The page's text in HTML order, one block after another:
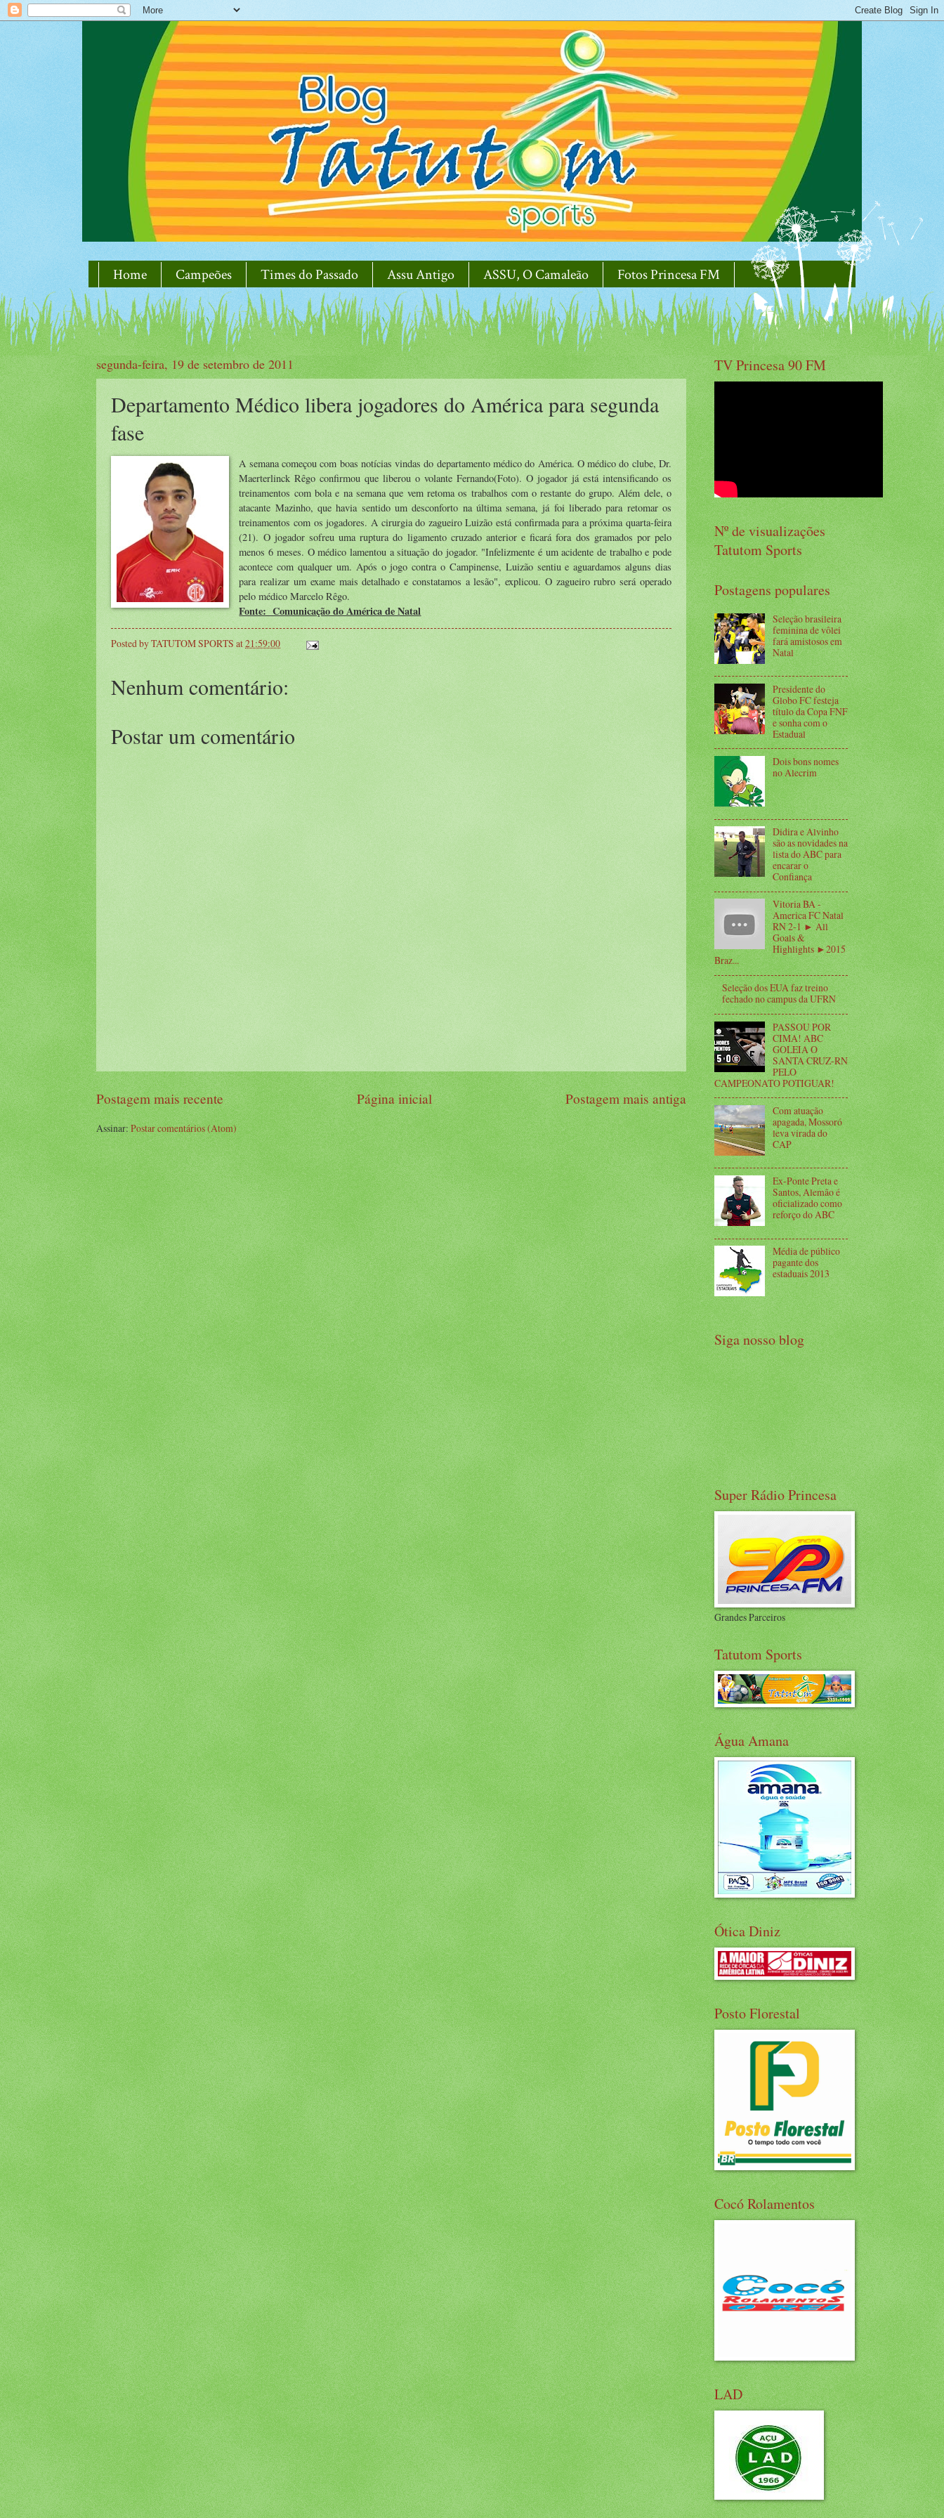
Home Campeões Times do Passado Assu Antigo ASSU, O Camaleão Fotos Princesa FM
segunda-feira, 19 de setembro de 2011
Departamento Médico libera jogadores do América para segunda
fase
A semana começou com boas notícias vindas do departamento médico do América. O médico do clube, Dr.
Maerterlinck Rêgo confirmou que liberou o volante Fernando(Foto). O jogador já está intensificando os
treinamentos com bola e na semana que vem retoma os trabalhos com o restante do grupo. Além dele, o
atacante Mazinho, que havia sentido um desconforto na última semana, já foi liberado para retomar os
treinamentos com os jogadores. A cirurgia do zagueiro Luizão está confirmada para a próxima quarta-feira
(21). O jogador sofreu uma ruptura do ligamento cruzado anterior e ficará fora dos gramados por pelo
menos 6 meses. O médico lamentou a situação do jogador. "Infelizmente é um acidente de trabalho e pode
acontece com qualquer um. Após o jogo contra o Campinense, Luizão sentiu e aguardamos alguns dias
para realizar um exame mais detalhado e constatamos a lesão", explicou. O zagueiro rubro será operado
pelo médico Marcelo Rêgo.
Fonte: Comunicação do América de Natal
Posted byTATUTOM SPORTS at21:59:00
Nenhum comentário:
Postar um comentário
Postagem mais recente Postagem mais antiga
Página inicial
Assinar:Postar comentários (Atom)
TV Princesa 90 FM
Nº de visualizações
Tatutom Sports
Postagens populares
Seleção brasileira
feminina de vôlei
fará amistosos em
Natal
Presidente do
Globo FC festeja
título da Copa FNF
e sonha com o
Estadual
Dois bons nomes
no Alecrim
Didira e Alvinho
são as novidades na
lista do ABC para
encarar o
Confiança
Vitoria BA -
America FC Natal
RN 2-1 ► All
Goals &
Highlights ►2015
Braz...
Seleção dos EUA faz treino
fechado no campus da UFRN
PASSOU POR
CIMA! ABC
GOLEIA O
SANTA CRUZ-RN
PELO
CAMPEONATO POTIGUAR!
Com atuação
apagada, Mossoró
leva virada do
CAP
Ex-Ponte Preta e
Santos, Alemão é
oficializado como
reforço do ABC
Média de público
pagante dos
estaduais 2013
Siga nosso blog
Super Rádio Princesa
Grandes Parceiros
Tatutom Sports
Água Amana
Ótica Diniz
Posto Florestal
Cocó Rolamentos
LAD